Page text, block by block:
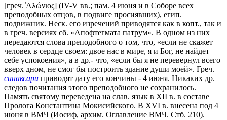
[греч. ̓Αλώνιος] (IV-V вв.; пам. 4 июня и в Соборе всех
преподобных отцов, в подвиге просиявших), егип.
подвижник. Неск. его изречений приводятся как в копт., так и
в греч. версиях сб. «Апофтегмата патрум». В одном из них
передаются слова преподобного о том, что, «если не скажет
человек в сердце своем: двое нас в мире, я и Бог, не найдет
себе успокоения», а в др.- что, «если бы я не перевернул всего
вверх дном, не смог бы построить здание души моей». Греч.
синаксари приводят дату его кончины - 4 июня. Никаких др.
следов почитания этого преподобного не сохранилось.
Память святому переведена на слав. язык в XII в. в составе
Пролога Константина Мокисийского. В XVI в. внесена под 4
июня в ВМЧ (Иосиф, архим. Оглавление ВМЧ. Стб. 210).